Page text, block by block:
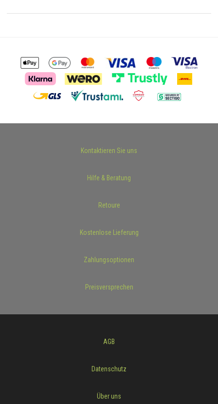
Kontaktieren Sie uns
Hilfe & Beratung
Retoure
Kostenlose Lieferung
Zahlungsoptionen
Preisversprechen
AGB
Datenschutz
Über uns